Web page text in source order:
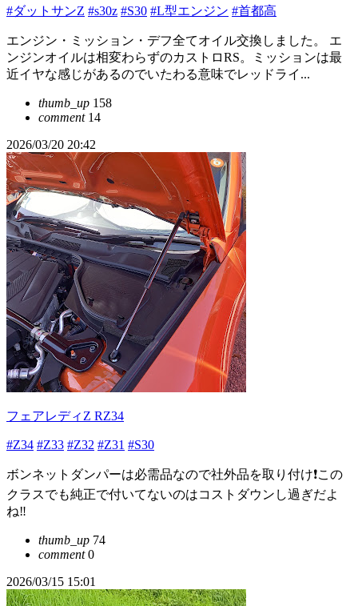
#ダットサンZ #s30z #S30 #L型エンジン #首都高
エンジン・ミッション・デフ全てオイル交換しました。 エ
ンジンオイルは相変わらずのカストロRS。ミッションは最
近イヤな感じがあるのでいたわる意味でレッドライ...
thumb_up 158
comment14
2026/03/20 20:42
フェアレディZ RZ34
#Z34 #Z33 #Z32 #Z31 #S30
ボンネットダンパーは必需品なので社外品を取り付け❗この
クラスでも純正で付いてないのはコストダウンし過ぎだよ
ね‼️
thumb_up 74
comment0
2026/03/15 15:01